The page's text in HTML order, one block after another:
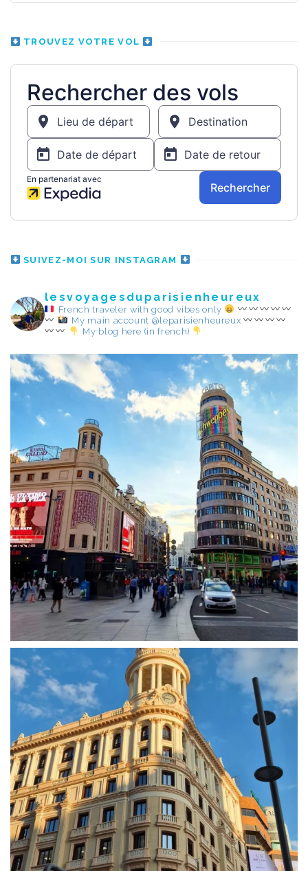
TROUVEZ VOTRE VOL
SUIVEZ-MOI SUR INSTAGRAM
lesvoyagesduparisienheureux
French traveler with good vibes only
My main account @leparisienheureux
My blog here (in french)